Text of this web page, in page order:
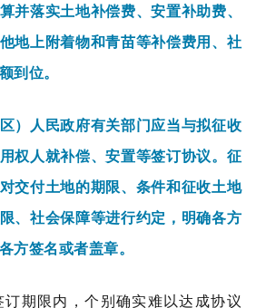
并落实土地补偿费、安置补助费、
地上附着物和青苗等补偿费用、社
到位。
）人民政府有关部门应当与拟征收
权人就补偿、安置等签订协议。征
交付土地的期限、条件和征收土地
、社会保障等进行约定，明确各方
方签名或者盖章。
期限内，个别确实难以达成协议